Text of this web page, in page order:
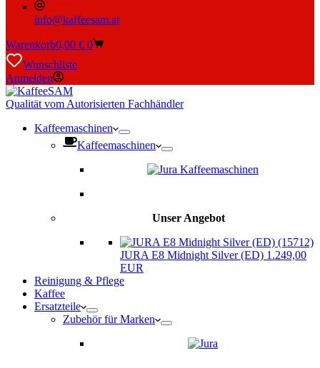
info@kaffeesam.at
Warenkorb0,00 € 0
Wunschliste
Anmelden
Qualität vom Autorisierten Fachhändler
Kaffeemaschinen
Kaffeemaschinen
Unser Angebot
JURA E8 Midnight Silver (ED) 1.249,00
EUR
Reinigung & Pflege
Kaffee
Ersatzteile
Zubehör für Marken